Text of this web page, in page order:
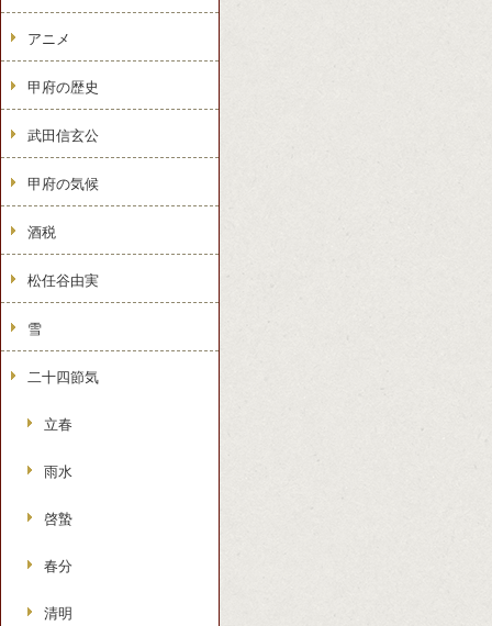
アニメ
甲府の歴史
武田信玄公
甲府の気候
酒税
松任谷由実
雪
二十四節気
立春
雨水
啓蟄
春分
清明